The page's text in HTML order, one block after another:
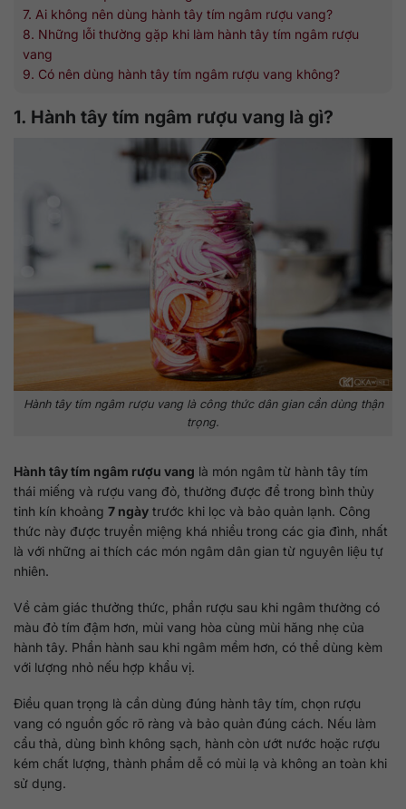
7. Ai không nên dùng hành tây tím ngâm rượu vang?
8. Những lỗi thường gặp khi làm hành tây tím ngâm rượu
vang
9. Có nên dùng hành tây tím ngâm rượu vang không?
1. Hành tây tím ngâm rượu vang là gì?
Hành tây tím ngâm rượu vang là công thức dân gian cần dùng thận
trọng.
Hành tây tím ngâm rượu vang là món ngâm từ hành tây tím
thái miếng và rượu vang đỏ, thường được để trong bình thủy
tinh kín khoảng 7 ngày trước khi lọc và bảo quản lạnh. Công
thức này được truyền miệng khá nhiều trong các gia đình, nhất
là với những ai thích các món ngâm dân gian từ nguyên liệu tự
nhiên.
Về cảm giác thưởng thức, phần rượu sau khi ngâm thường có
màu đỏ tím đậm hơn, mùi vang hòa cùng mùi hăng nhẹ của
hành tây. Phần hành sau khi ngâm mềm hơn, có thể dùng kèm
với lượng nhỏ nếu hợp khẩu vị.
Điều quan trọng là cần dùng đúng hành tây tím, chọn rượu
vang có nguồn gốc rõ ràng và bảo quản đúng cách. Nếu làm
cẩu thả, dùng bình không sạch, hành còn ướt nước hoặc rượu
kém chất lượng, thành phẩm dễ có mùi lạ và không an toàn khi
sử dụng.